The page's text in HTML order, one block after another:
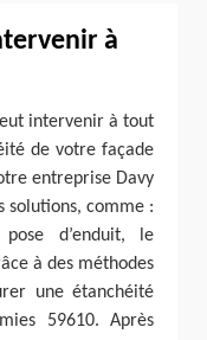
à
intervenir à tout
de votre façade
entreprise Davy
solutions, comme :
d’enduit, le
à des méthodes
une étanchéité
59610. Après